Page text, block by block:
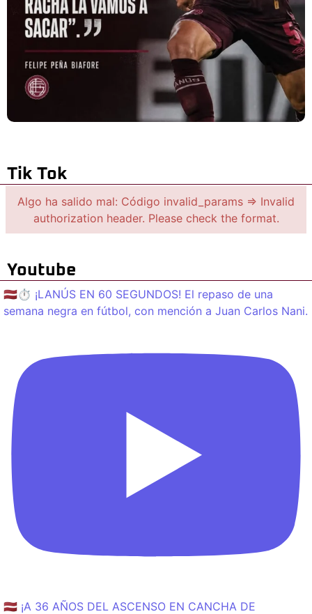
Tik Tok
Algo ha salido mal: Código invalid_params => Invalid
authorization header. Please check the format.
Youtube
🇱🇻⏱️ ¡LANÚS EN 60 SEGUNDOS! El repaso de una
semana negra en fútbol, con mención a Juan Carlos Nani.
🇱🇻 ¡A 36 AÑOS DEL ASCENSO EN CANCHA DE